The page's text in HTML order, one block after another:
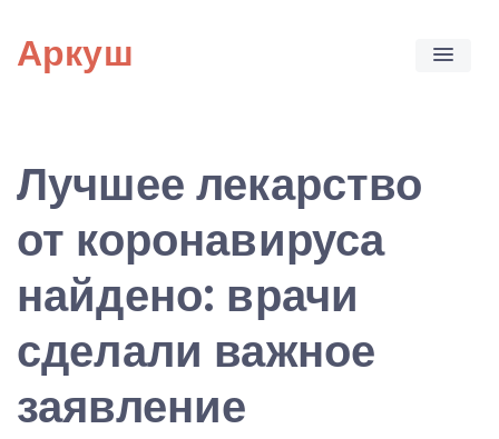
content
Аркуш
Лучшее лекарство
от коронавируса
найдено: врачи
сделали важное
заявление